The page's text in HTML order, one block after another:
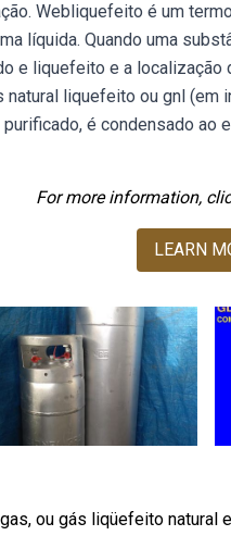
Webliquefeito é um
líquida. Quando uma
e liquefeito e a localização
liquefeito ou gnl
é condensado
For more information,
LEARN
ou gás liqüefeito natural